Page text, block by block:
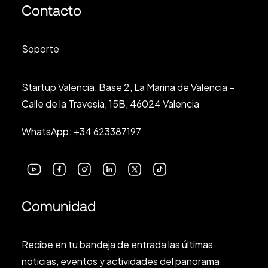
Contacto
Soporte
Startup Valencia, Base 2, La Marina de Valencia –
Calle de la Travesía, 15B, 46024 Valencia
WhatsApp: +34 623387197
Comunidad
Recibe en tu bandeja de entrada las últimas
noticias, eventos y actividades del panorama